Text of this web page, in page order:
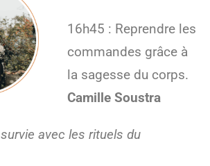
16h45 : Reprendre les
commandes grâce à
la sagesse du corps.
Camille Soustra
avec les rituels du